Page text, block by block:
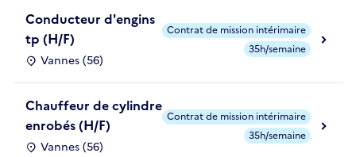
Conducteur d'engins
tp (H/F)
Vannes (56)
Contrat de mission intérimaire
35h/semaine
Chauffeur de cylindre
enrobés (H/F)
Vannes (56)
Contrat de mission intérimaire
35h/semaine